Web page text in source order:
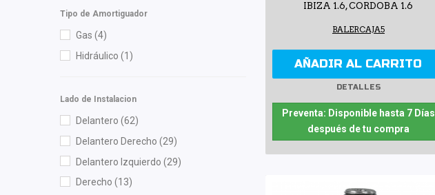
SIMYI(6)
SKF (1)
Speedymexx
Superseal(2)
SYD(7)
Tebo(1)
TF Victor(1)
TMK(1)
Tipo de Amortiguador
Gas (4)
Hidráulico (1)
Lado de Instalacion
Delantero (62)
Delantero Derecho (29)
Delantero Izquierdo (29)
Derecho (13)
IBIZA 1.6, CORDOBA 1.6
BALERCAJA5
AÑADIR AL CARRITO
DETALLES
Preventa: Disponible hasta 7 Días
después de tu compra